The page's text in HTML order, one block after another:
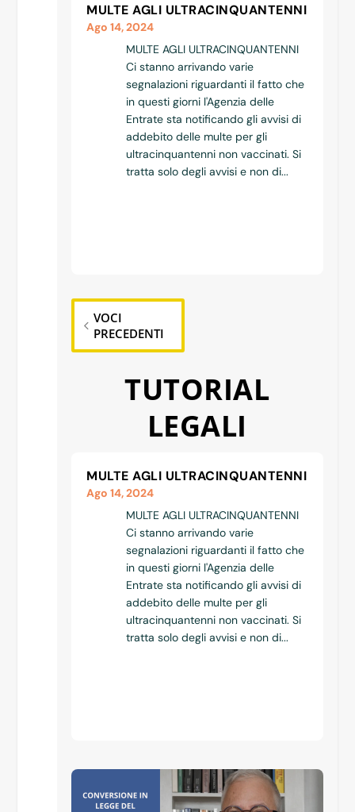
MULTE AGLI ULTRACINQUANTENNI
Ago 14, 2024
MULTE AGLI ULTRACINQUANTENNI
Ci stanno arrivando varie
segnalazioni riguardanti il fatto che
in questi giorni l'Agenzia delle
Entrate sta notificando gli avvisi di
addebito delle multe per gli
ultracinquantenni non vaccinati. Si
tratta solo degli avvisi e non di...
VOCI
PRECEDENTI
TUTORIAL
LEGALI
MULTE AGLI ULTRACINQUANTENNI
Ago 14, 2024
MULTE AGLI ULTRACINQUANTENNI
Ci stanno arrivando varie
segnalazioni riguardanti il fatto che
in questi giorni l'Agenzia delle
Entrate sta notificando gli avvisi di
addebito delle multe per gli
ultracinquantenni non vaccinati. Si
tratta solo degli avvisi e non di...